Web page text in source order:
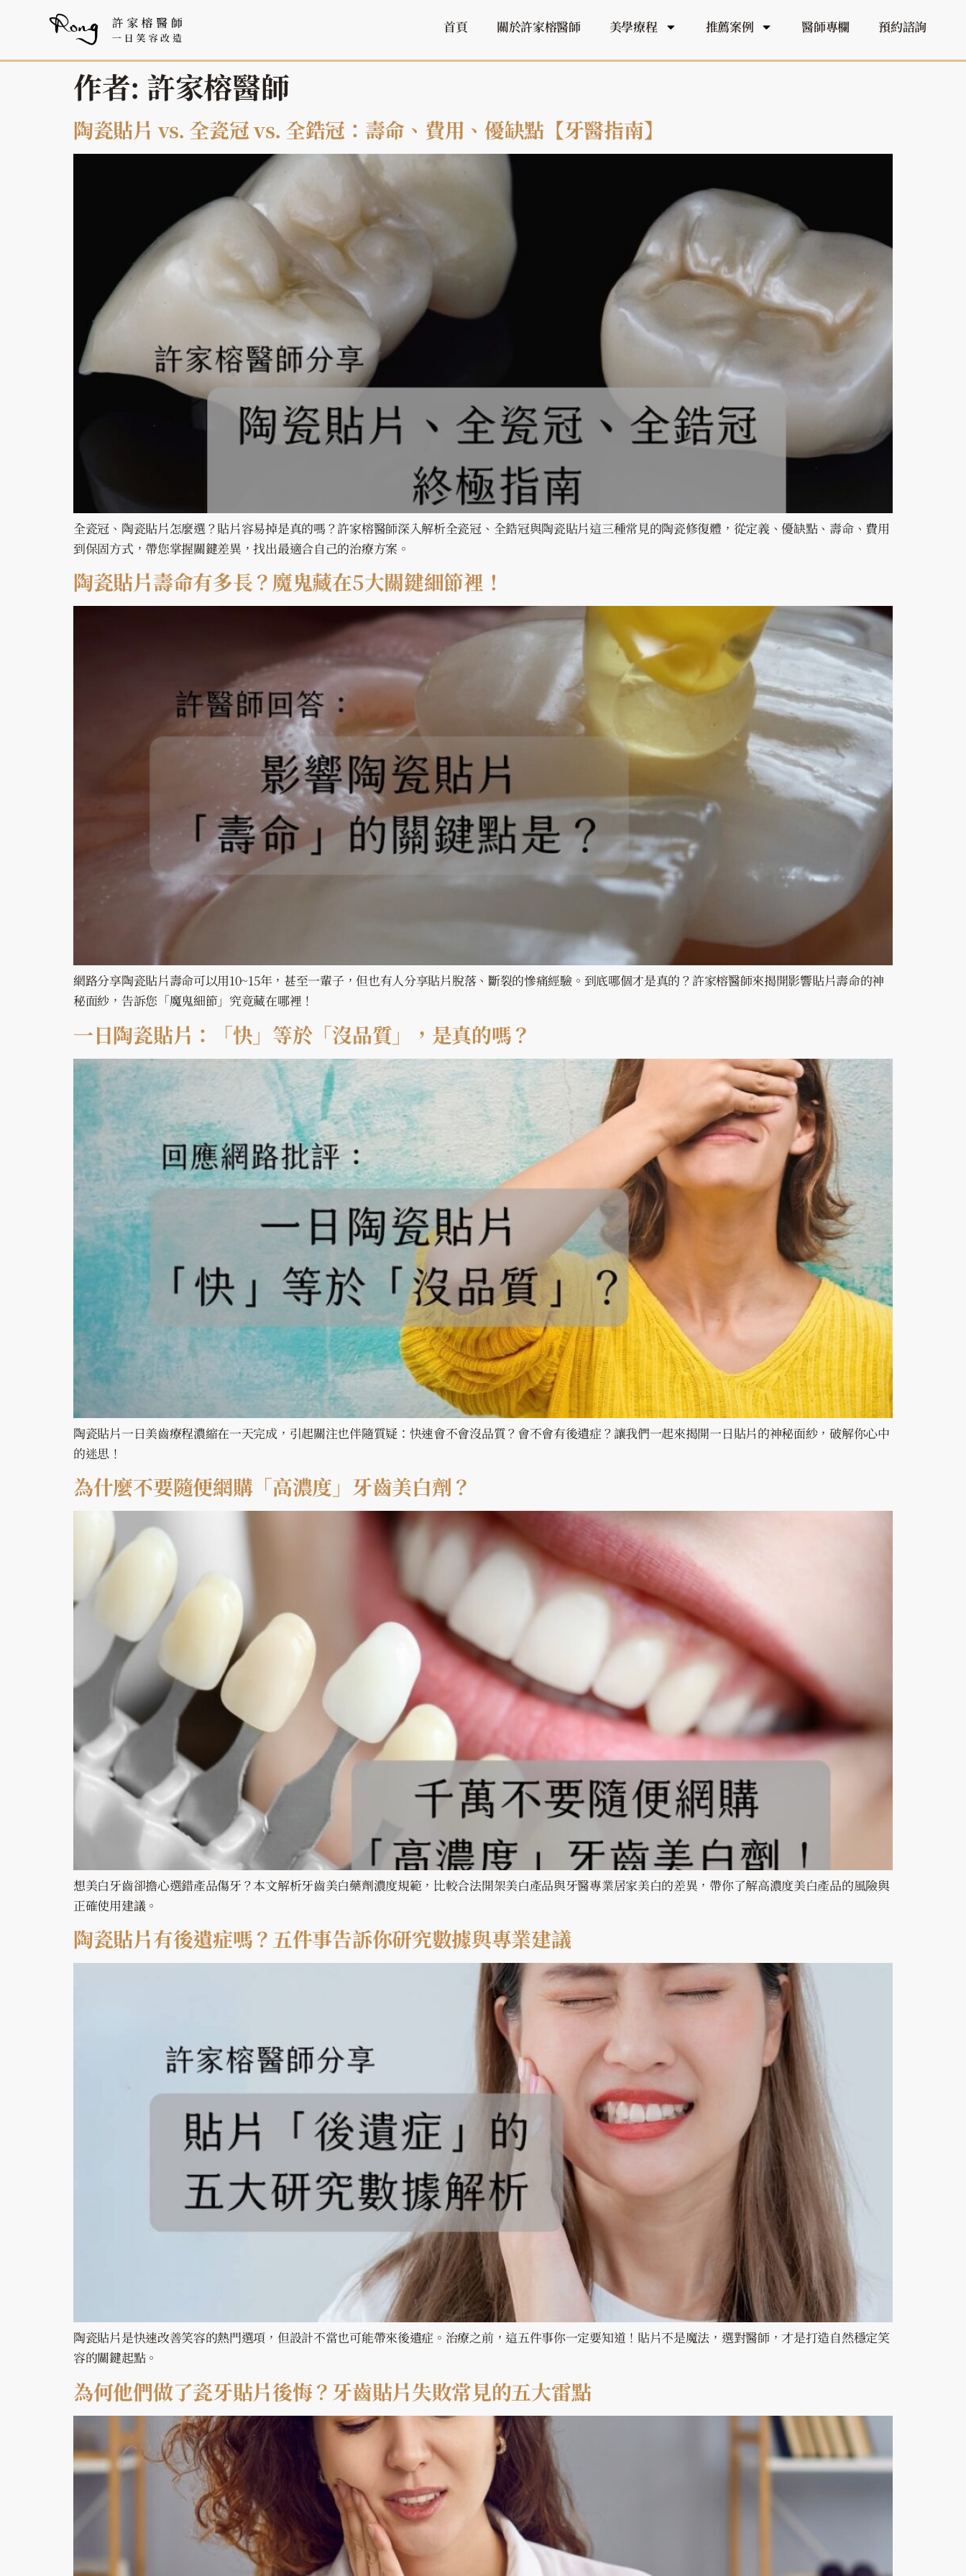
首頁 關於許家榕醫師 美學療程 推薦案例 醫師專欄 預約諮詢
作者: 許家榕醫師
陶瓷貼片 vs. 全瓷冠 vs. 全鋯冠：壽命、費用、優缺點【牙醫指南】
全瓷冠、陶瓷貼片怎麼選？貼片容易掉是真的嗎？許家榕醫師深入解析全瓷冠、全鋯冠與陶瓷貼片這三種常見的陶瓷修復體，從定義、優缺點、壽命、費用
到保固方式，帶您掌握關鍵差異，找出最適合自己的治療方案。
陶瓷貼片壽命有多長？魔鬼藏在5大關鍵細節裡！
網路分享陶瓷貼片壽命可以用10~15年，甚至一輩子，但也有人分享貼片脫落、斷裂的慘痛經驗。到底哪個才是真的？許家榕醫師來揭開影響貼片壽命的神
秘面紗，告訴您「魔鬼細節」究竟藏在哪裡！
一日陶瓷貼片：「快」等於「沒品質」，是真的嗎？
陶瓷貼片一日美齒療程濃縮在一天完成，引起關注也伴隨質疑：快速會不會沒品質？會不會有後遺症？讓我們一起來揭開一日貼片的神秘面紗，破解你心中
的迷思！
為什麼不要隨便網購「高濃度」牙齒美白劑？
想美白牙齒卻擔心選錯產品傷牙？本文解析牙齒美白藥劑濃度規範，比較合法開架美白產品與牙醫專業居家美白的差異，帶你了解高濃度美白產品的風險與
正確使用建議。
陶瓷貼片有後遺症嗎？五件事告訴你研究數據與專業建議
陶瓷貼片是快速改善笑容的熱門選項，但設計不當也可能帶來後遺症。治療之前，這五件事你一定要知道！貼片不是魔法，選對醫師，才是打造自然穩定笑
容的關鍵起點。
為何他們做了瓷牙貼片後悔？牙齒貼片失敗常見的五大雷點